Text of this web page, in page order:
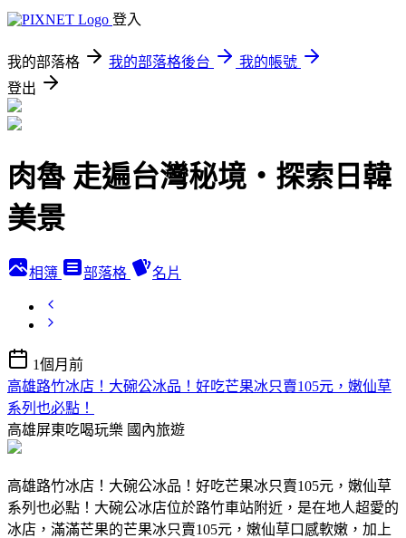
登入
我的部落格 我的部落格後台
我的帳號
登出
肉魯 走遍台灣秘境・探索日韓
美景
相簿 部落格 名片
1個月前
高雄路竹冰店！大碗公冰品！好吃芒果冰只賣105元，嫩仙草
系列也必點！
高雄屏東吃喝玩樂 國內旅遊
高雄路竹冰店！大碗公冰品！好吃芒果冰只賣105元，嫩仙草
系列也必點！大碗公冰店位於路竹車站附近，是在地人超愛的
冰店，滿滿芒果的芒果冰只賣105元，嫩仙草口感軟嫩，加上